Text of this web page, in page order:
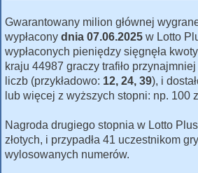
Gwarantowany milion głównej
wypłacony dnia 07.06.2025 w Lotto
wypłaconych pieniędzy sięgnęła
kraju 44987 graczy trafiło
liczb (przykładowo: 12, 24, 39), i
lub więcej z wyższych stopni: np. 100
Nagroda drugiego stopnia w Lotto
złotych, i przypadła 41 uczestnikom
wylosowanych numerów.